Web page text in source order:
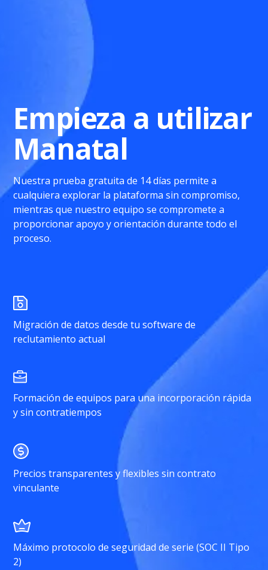
Empieza a utilizar
Manatal
Nuestra prueba gratuita de 14 días permite a
cualquiera explorar la plataforma sin compromiso,
mientras que nuestro equipo se compromete a
proporcionar apoyo y orientación durante todo el
proceso.
Migración de datos desde tu software de
reclutamiento actual
Formación de equipos para una incorporación rápida
y sin contratiempos
Precios transparentes y flexibles sin contrato
vinculante
Máximo protocolo de seguridad de serie (SOC II Tipo
2)